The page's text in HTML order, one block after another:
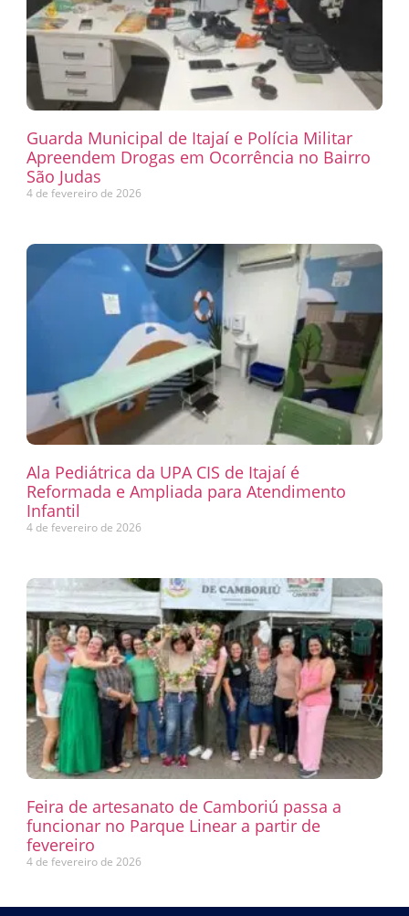
Guarda Municipal de Itajaí e Polícia Militar
Apreendem Drogas em Ocorrência no Bairro
São Judas
4 de fevereiro de 2026
Ala Pediátrica da UPA CIS de Itajaí é
Reformada e Ampliada para Atendimento
Infantil
4 de fevereiro de 2026
Feira de artesanato de Camboriú passa a
funcionar no Parque Linear a partir de
fevereiro
4 de fevereiro de 2026